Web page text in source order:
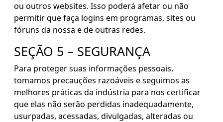
ou outros websites. Isso poderá afetar ou não
permitir que faça logins em programas, sites ou
fóruns da nossa e de outras redes.
SEÇÃO 5 – SEGURANÇA
Para proteger suas informações pessoais,
tomamos precauções razoáveis e seguimos as
melhores práticas da indústria para nos certificar
que elas não serão perdidas inadequadamente,
usurpadas, acessadas, divulgadas, alteradas ou